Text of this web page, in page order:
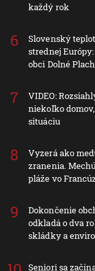
každý rok
Slovenský
strednej
obci Dolné
VIDEO:
niekoľko
situáciu
Vyzerá ako
zranenia.
pláže vo
Dokončenie
odkladá o dva
skládky a
Seniori sa